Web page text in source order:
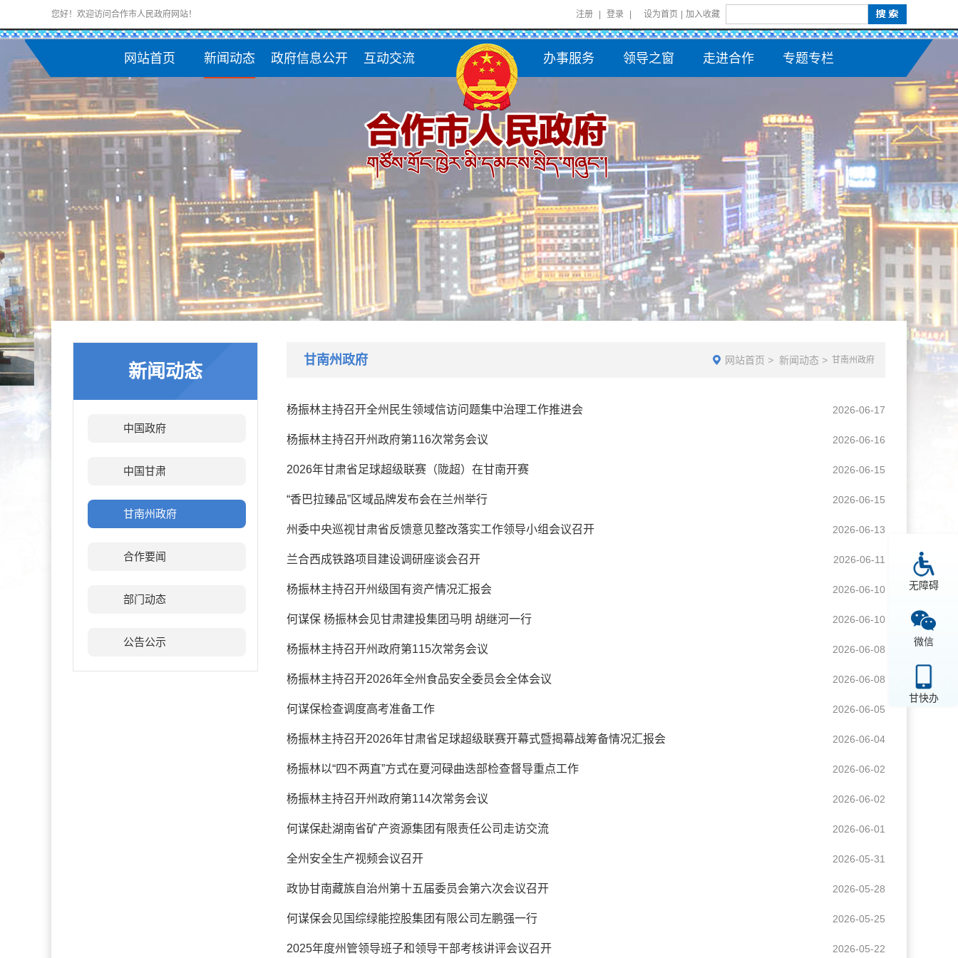
无障碍
微信
甘快办
您好！欢迎访问合作市人民政府网站！ 注册 登录 设为首页 加入收藏
网站首页 新闻动态 政府信息公开 互动交流 办事服务 领导之窗 走进合作 专题专栏
新闻动态
中国政府
中国甘肃
甘南州政府
合作要闻
部门动态
公告公示
甘南州政府 网站首页 > 新闻动态 > 甘南州政府
杨振林主持召开全州民生领域信访问题集中治理工作推进会 2026-06-17
杨振林主持召开州政府第116次常务会议 2026-06-16
2026年甘肃省足球超级联赛（陇超）在甘南开赛 2026-06-15
“香巴拉臻品”区域品牌发布会在兰州举行 2026-06-15
州委中央巡视甘肃省反馈意见整改落实工作领导小组会议召开 2026-06-13
兰合西成铁路项目建设调研座谈会召开 2026-06-11
杨振林主持召开州级国有资产情况汇报会 2026-06-10
何谋保 杨振林会见甘肃建投集团马明 胡继河一行 2026-06-10
杨振林主持召开州政府第115次常务会议 2026-06-08
杨振林主持召开2026年全州食品安全委员会全体会议 2026-06-08
何谋保检查调度高考准备工作 2026-06-05
杨振林主持召开2026年甘肃省足球超级联赛开幕式暨揭幕战筹备情况汇报会 2026-06-04
杨振林以“四不两直”方式在夏河碌曲迭部检查督导重点工作 2026-06-02
杨振林主持召开州政府第114次常务会议 2026-06-02
何谋保赴湖南省矿产资源集团有限责任公司走访交流 2026-06-01
全州安全生产视频会议召开 2026-05-31
政协甘南藏族自治州第十五届委员会第六次会议召开 2026-05-28
何谋保会见国综绿能控股集团有限公司左鹏强一行 2026-05-25
2025年度州管领导班子和领导干部考核讲评会议召开 2026-05-22